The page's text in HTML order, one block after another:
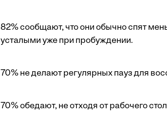
82% сообщают, что они обычно спят
усталыми уже при пробуждении.
70% не делают регулярных пауз для
70% обедают, не отходя от рабочего